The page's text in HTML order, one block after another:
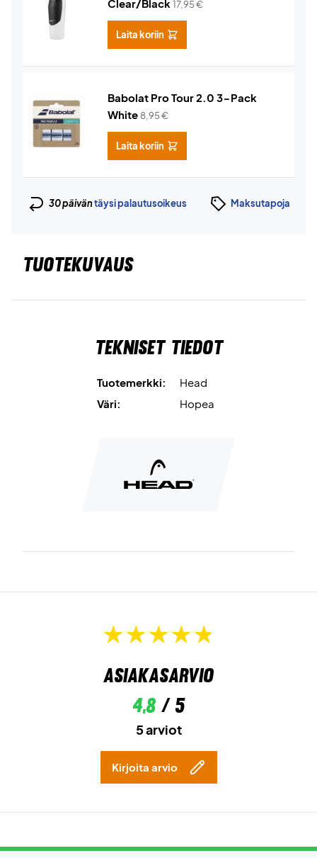
Clear/Black17,95€
Laita koriin
Babolat Pro Tour 2.0 3-Pack
White 8,95€
Laita koriin
30 päiväntäysi palautusoikeus Maksutapoja
TUOTEKUVAUS
Tekniset tiedot
Tuotemerkki:
Head
Väri:
Hopea
Asiakasarvio
4,8 / 5
5 arviot
Kirjoita arvio